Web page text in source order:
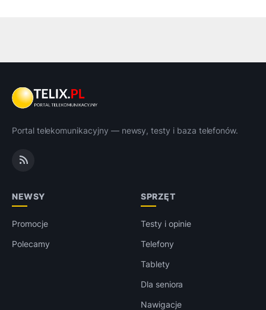
Portal telekomunikacyjny — newsy, testy i baza telefonów.
NEWSY
Promocje
Polecamy
SPRZĘT
Testy i opinie
Telefony
Tablety
Dla seniora
Nawigacje